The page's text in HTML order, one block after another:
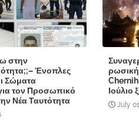
στην
Ένοπλες
Σώματα
τον Προσωπικό
Νέα Ταυτότητα
Ιούλιο
July